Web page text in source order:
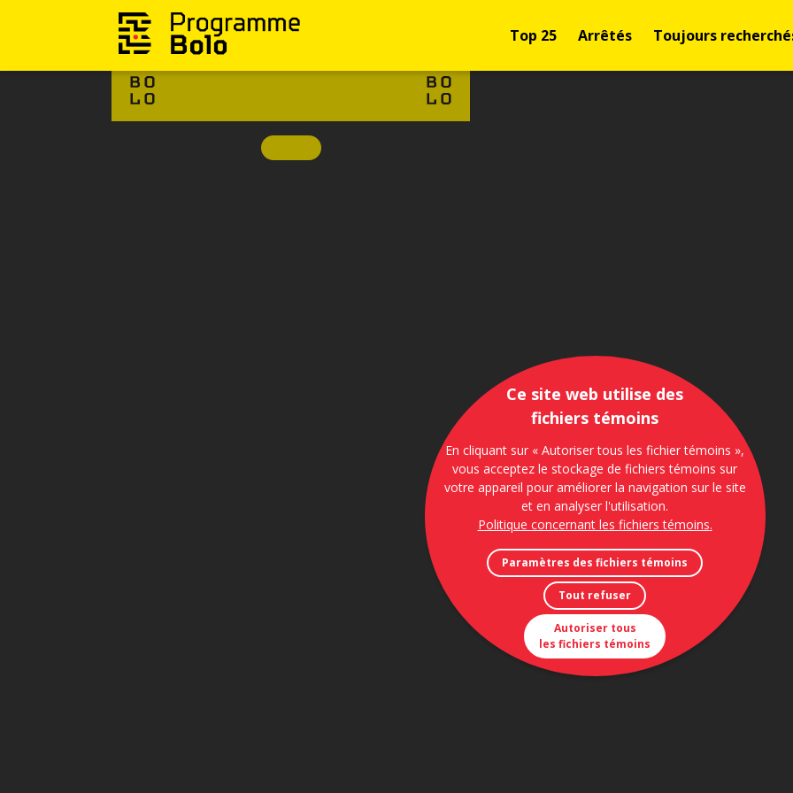
Top 25 Arrêtés Toujours
Ce site web utilise des
fichiers témoins
En cliquant sur « Autoriser tous les fichier témoins »,
vous acceptez le stockage de fichiers témoins sur
votre appareil pour améliorer la navigation sur le site
et en analyser l'utilisation.
Politique concernant les fichiers témoins.
Paramètres des fichiers témoins
Tout refuser
Autoriser tous
les fichiers témoins